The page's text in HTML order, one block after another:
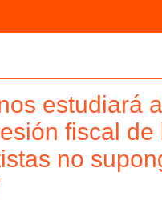
estudiará
fiscal
no